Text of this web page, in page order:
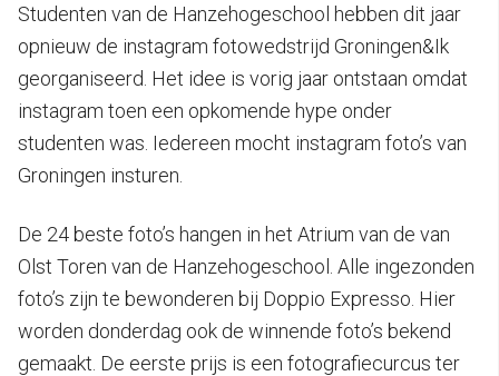
Studenten van de Hanzehogeschool hebben dit jaar
opnieuw de instagram fotowedstrijd Groningen&Ik
georganiseerd. Het idee is vorig jaar ontstaan omdat
instagram toen een opkomende hype onder
studenten was. Iedereen mocht instagram foto’s van
Groningen insturen.
De 24 beste foto’s hangen in het Atrium van de van
Olst Toren van de Hanzehogeschool. Alle ingezonden
foto’s zijn te bewonderen bij Doppio Expresso. Hier
worden donderdag ook de winnende foto’s bekend
gemaakt. De eerste prijs is een fotografiecurcus ter